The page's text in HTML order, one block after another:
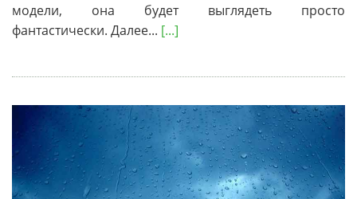
модели, она будет выглядеть просто
фантастически. Далее... [...]